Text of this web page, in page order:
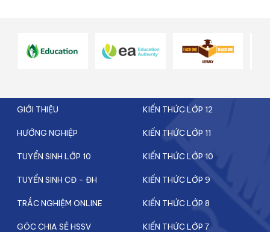
GIỚI THIỆU KIẾN THỨC LỚP 12
HƯỚNG NGHIỆP KIẾN THỨC LỚP 11
TUYỂN SINH LỚP 10 KIẾN THỨC LỚP 10
TUYỂN SINH CĐ - ĐH KIẾN THỨC LỚP 9
TRẮC NGHIỆM ONLINE KIẾN THỨC LỚP 8
GÓC CHIA SẺ HSSV KIẾN THỨC LỚP 7